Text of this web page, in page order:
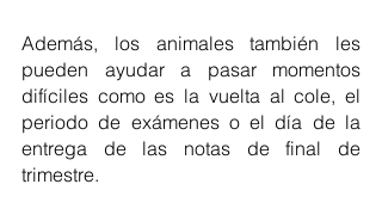
Además, los animales también les
pueden ayudar a pasar momentos
difíciles como es la vuelta al cole, el
periodo de exámenes o el día de la
entrega de las notas de final de
trimestre.